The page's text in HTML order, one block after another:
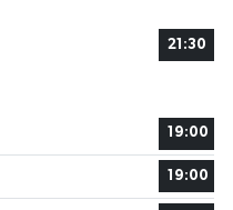
21:30
19:00
19:00